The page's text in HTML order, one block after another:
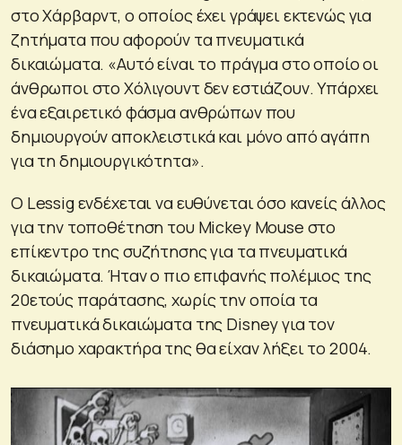
στο Χάρβαρντ, ο οποίος έχει γράψει εκτενώς για
ζητήματα που αφορούν τα πνευματικά
δικαιώματα. «Αυτό είναι το πράγμα στο οποίο οι
άνθρωποι στο Χόλιγουντ δεν εστιάζουν. Υπάρχει
ένα εξαιρετικό φάσμα ανθρώπων που
δημιουργούν αποκλειστικά και μόνο από αγάπη
για τη δημιουργικότητα».
Ο Lessig ενδέχεται να ευθύνεται όσο κανείς άλλος
για την τοποθέτηση του Mickey Mouse στο
επίκεντρο της συζήτησης για τα πνευματικά
δικαιώματα. Ήταν ο πιο επιφανής πολέμιος της
20ετούς παράτασης, χωρίς την οποία τα
πνευματικά δικαιώματα της Disney για τον
διάσημο χαρακτήρα της θα είχαν λήξει το 2004.